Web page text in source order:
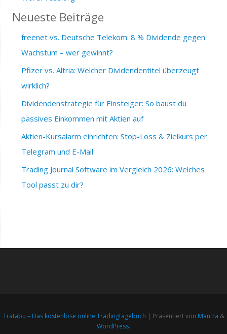
Neueste Beiträge
freenet vs. Deutsche Telekom: 8 % Dividende gegen
Wachstum – wer gewinnt?
Pfizer vs. Altria: Welcher Dividendentitel überzeugt
wirklich?
Dividendenstrategie für Einsteiger: So baust du
passives Einkommen mit Aktien auf
Aktien-Kursalarm einrichten: Stop-Loss & Zielkurs per
Telegram und E-Mail
Trading Journal Software im Vergleich 2026: Welches
Tool passt zu dir?
Tratabu – Das kostenlose online Tradingtagebuch | Präsentiert von Mantra &
WordPress.